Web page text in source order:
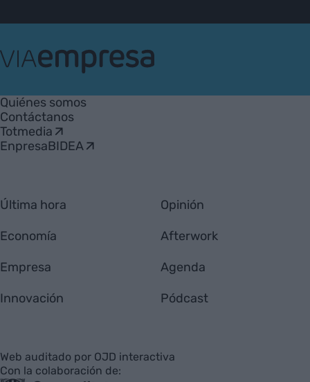
Empresa
Quiénes somos
Contáctanos
Totmedia
EnpresaBIDEA
Última hora
Economía
Empresa
Innovación
Opinión
Afterwork
Agenda
Pódcast
Web auditado por OJD interactiva
Con la colaboración de: